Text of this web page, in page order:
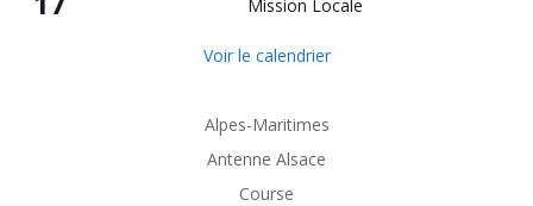
Mission Locale
Voir le calendrier
Alpes-Maritimes
Antenne Alsace
Course